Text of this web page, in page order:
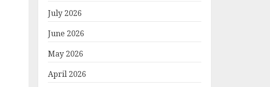
July 2026
June 2026
May 2026
April 2026